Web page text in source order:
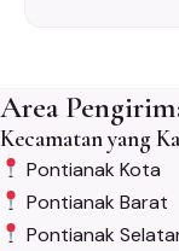
Area
Kecamatan yang
Pontianak Kota
Pontianak Barat
Pontianak